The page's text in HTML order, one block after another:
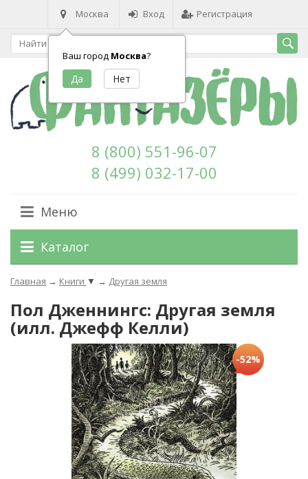
Москва
Ваш город Москва?
Вход Регистрация
8 (800) 551-96-07
8 (499) 032-17-00
Меню
Каталог
Главная → Книги ▼ → Другая земля
Пол Дженнингс: Другая земля
(илл. Джефф Келли)
-52%